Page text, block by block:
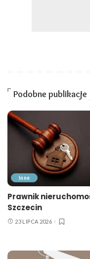
Podobne publikacje
Inne
Prawnik
Szczecin
23 LIPCA 2026